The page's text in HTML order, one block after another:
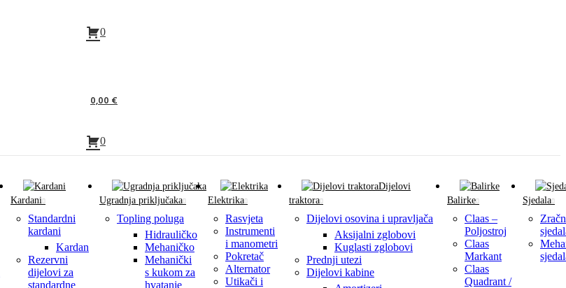
0
0,00€
0
Kardani
Standardni
kardani
Kardan
Rezervni
dijelovi za
standardne
Ugradnja priključaka
Topling poluga
Hidrauličko
Mehaničko
Mehanički
s kukom za
hvatanje
Elektrika
Rasvjeta
Instrumenti
i manometri
Pokretač
Alternator
Utikači i
Dijelovi
traktora
Dijelovi osovina i upravljača
Aksijalni zglobovi
Kuglasti zglobovi
Prednji utezi
Dijelovi kabine
Balirke
Claas –
Poljostroj
Claas
Markant
Claas
Quadrant /
Sjedala